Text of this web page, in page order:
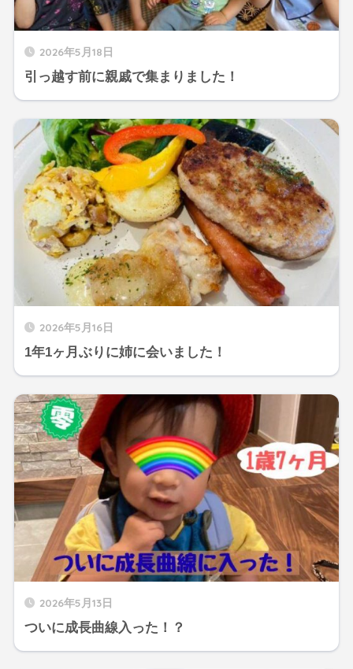
2026年5月18日
引っ越す前に親戚で集まりました！
2026年5月16日
1年1ヶ月ぶりに姉に会いました！
2026年5月13日
ついに成長曲線入った！？